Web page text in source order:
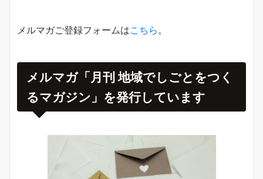
メルマガご登録フォームはこちら 。
メルマガ「月刊 地域でしごとをつく
るマガジン」を発行しています